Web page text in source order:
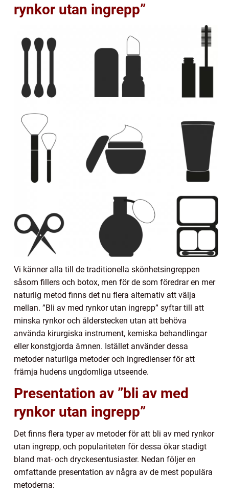
rynkor utan ingrepp”
Vi känner alla till de traditionella skönhetsingreppen
såsom fillers och botox, men för de som föredrar en mer
naturlig metod finns det nu flera alternativ att välja
mellan. ”Bli av med rynkor utan ingrepp” syftar till att
minska rynkor och ålderstecken utan att behöva
använda kirurgiska instrument, kemiska behandlingar
eller konstgjorda ämnen. Istället använder dessa
metoder naturliga metoder och ingredienser för att
främja hudens ungdomliga utseende.
Presentation av ”bli av med
rynkor utan ingrepp”
Det finns flera typer av metoder för att bli av med rynkor
utan ingrepp, och populariteten för dessa ökar stadigt
bland mat- och dryckesentusiaster. Nedan följer en
omfattande presentation av några av de mest populära
metoderna: